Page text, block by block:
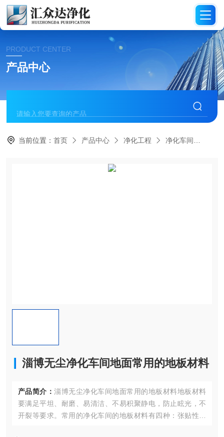
PRODUCT CENTER
产品中心
当前位置：首页 产品中心 净化工程 净化车间
淄博无尘净化车间地面常用的地板材料
产品简介： 淄博无尘净化车间地面常用的地板材料地板材料
要满足平坦、耐磨、易清洁、不易积聚静电，防止眩光，不
开裂等要求。常用的净化车间的地板材料有四种：张贴性地